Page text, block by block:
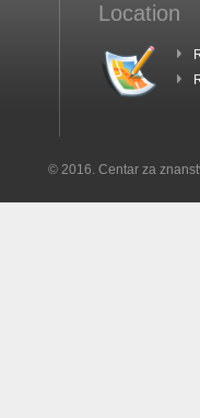
Location
© 2016. Centar za